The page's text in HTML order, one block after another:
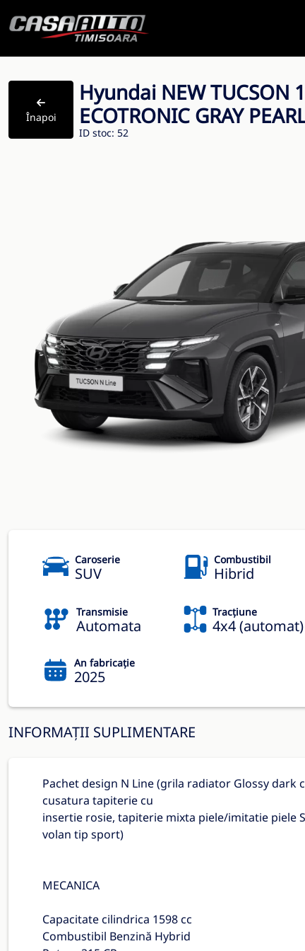
Înapoi
Hyundai NEW TUCSON
ECOTRONIC GRAY
ID stoc: 52
Caroserie
SUV
Combustibil
Hibrid
Transmisie
Automata
Tracțiune
4x4 (automat)
An fabricație
2025
INFORMAȚII SUPLIMENTARE
Pachet design N Line (grila radiator Glossy
cusatura tapiterie cu
insertie rosie, tapiterie mixta piele/imitatie piele
volan tip sport)
MECANICA
Capacitate cilindrica 1598 cc
Combustibil Benzină Hybrid